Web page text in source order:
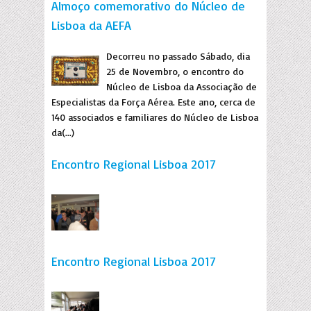
Almoço comemorativo do Núcleo de
Lisboa da AEFA
Decorreu no passado Sábado, dia
25 de Novembro, o encontro do
Núcleo de Lisboa da Associação de
Especialistas da Força Aérea. Este ano, cerca de
140 associados e familiares do Núcleo de Lisboa
da(...)
Encontro Regional Lisboa 2017
Encontro Regional Lisboa 2017